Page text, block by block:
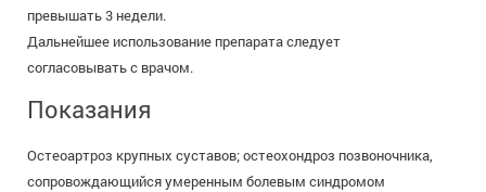
превышать 3 недели.
Дальнейшее использование препарата следует
согласовывать с врачом.
Показания
Остеоартроз крупных суставов; остеохондроз позвоночника,
сопровождающийся умеренным болевым синдромом